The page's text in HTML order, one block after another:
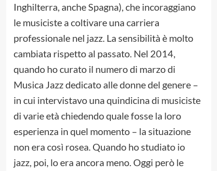
Inghilterra, anche Spagna), che incoraggiano
le musiciste a coltivare una carriera
professionale nel jazz. La sensibilità è molto
cambiata rispetto al passato. Nel 2014,
quando ho curato il numero di marzo di
Musica Jazz dedicato alle donne del genere –
in cui intervistavo una quindicina di musiciste
di varie età chiedendo quale fosse la loro
esperienza in quel momento – la situazione
non era così rosea. Quando ho studiato io
jazz, poi, lo era ancora meno. Oggi però le